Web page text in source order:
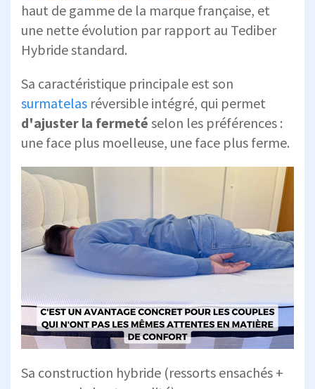
haut de gamme de la marque française, et
une nette évolution par rapport au Tediber
Hybride standard.
Sa caractéristique principale est son
surmatelas réversible intégré, qui permet
d'ajuster la fermeté selon les préférences :
une face plus moelleuse, une face plus ferme.
Sa construction hybride (ressorts ensachés +